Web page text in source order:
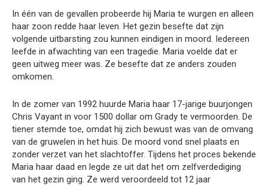
In één van de gevallen probeerde hij Maria te wurgen en alleen
haar zoon redde haar leven. Het gezin besefte dat zijn
volgende uitbarsting zou kunnen eindigen in moord. Iedereen
leefde in afwachting van een tragedie. Maria voelde dat er
geen uitweg meer was. Ze besefte dat ze anders zouden
omkomen.
In de zomer van 1992 huurde Maria haar 17-jarige buurjongen
Chris Vayant in voor 1500 dollar om Grady te vermoorden. De
tiener stemde toe, omdat hij zich bewust was van de omvang
van de gruwelen in het huis. De moord vond snel plaats en
zonder verzet van het slachtoffer. Tijdens het proces bekende
Maria haar daad en legde ze uit dat het om zelfverdediging
van het gezin ging. Ze werd veroordeeld tot 12 jaar